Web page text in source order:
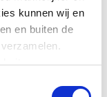
kunnen wij en
en buiten de
app,
pdf 1 MB